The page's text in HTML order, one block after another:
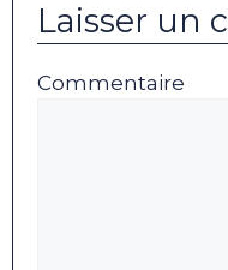
Laisser un
Commentaire